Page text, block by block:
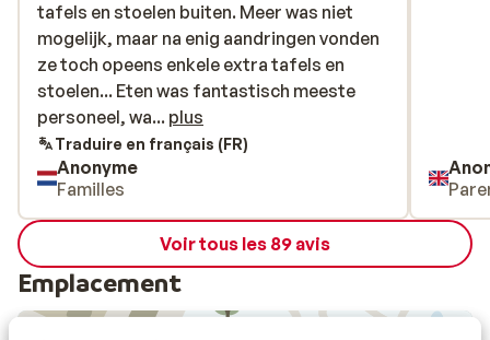
tafels en stoelen buiten. Meer was niet
mogelijk, maar na enig aandringen vonden
ze toch opeens enkele extra tafels en
stoelen... Eten was fantastisch meeste
personeel, was super vriendelijk dikke
pluim voor de barman met spaanse roots
en mensen van de receptie!
tafels en stoelen buiten. Meer was niet
mogelijk, maar na enig aandringen vonden
ze toch opeens enkele extra tafels en
stoelen... Eten was fantastisch meeste
personeel, wa... plus
Traduire en français (FR)
Anonyme
Familles
Voir tous les 89 avis
Emplacement